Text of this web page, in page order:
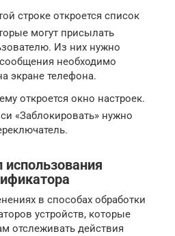
строке откроется список
могут присылать
Из них нужно
необходимо
экране телефона.
откроется окно настроек.
«Заблокировать» нужно
в способах обработки
устройств, которые
отслеживать действия